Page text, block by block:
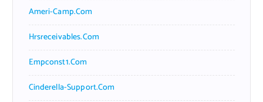
Ameri-Camp.com
Hrsreceivables.com
Empconst1.com
Cinderella-Support.com